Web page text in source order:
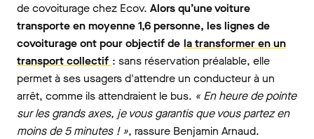
de covoiturage chez Ecov. Alors qu’une voiture
transporte en moyenne 1,6 personne, les lignes de
covoiturage ont pour objectif de la transformer en un
transport collectif : sans réservation préalable, elle
permet à ses usagers d'attendre un conducteur à un
arrêt, comme ils attendraient le bus. « En heure de pointe
sur les grands axes, je vous garantis que vous partez en
moins de 5 minutes ! », rassure Benjamin Arnaud.